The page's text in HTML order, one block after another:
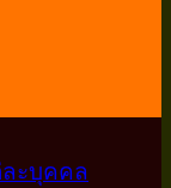
ละบุคคล